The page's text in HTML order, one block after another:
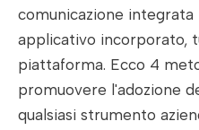
comunicazione
applicativo incorporato,
piattaforma. Ecco 4
promuovere l'adozione
qualsiasi strumento